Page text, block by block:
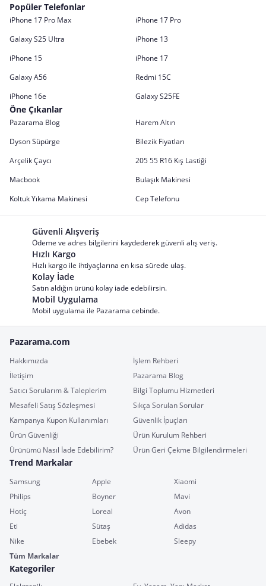
Popüler Telefonlar
iPhone 17 Pro Max
iPhone 17 Pro
Galaxy S25 Ultra
iPhone 13
iPhone 15
iPhone 17
Galaxy A56
Redmi 15C
iPhone 16e
Galaxy S25FE
Öne Çıkanlar
Pazarama Blog
Harem Altın
Dyson Süpürge
Bilezik Fiyatları
Arçelik Çaycı
205 55 R16 Kış Lastiği
Macbook
Bulaşık Makinesi
Koltuk Yıkama Makinesi
Cep Telefonu
Güvenli Alışveriş
Ödeme ve adres bilgilerini kaydederek güvenli alış veriş.
Hızlı Kargo
Hızlı kargo ile ihtiyaçlarına en kısa sürede ulaş.
Kolay İade
Satın aldığın ürünü kolay iade edebilirsin.
Mobil Uygulama
Mobil uygulama ile Pazarama cebinde.
Pazarama.com
Hakkımızda
İşlem Rehberi
İletişim
Pazarama Blog
Satıcı Sorularım & Taleplerim
Bilgi Toplumu Hizmetleri
Mesafeli Satış Sözleşmesi
Sıkça Sorulan Sorular
Kampanya Kupon Kullanımları
Güvenlik İpuçları
Ürün Güvenliği
Ürün Kurulum Rehberi
Ürünümü Nasıl İade Edebilirim?
Ürün Geri Çekme Bilgilendirmeleri
Trend Markalar
Samsung Apple
Xiaomi
Philips
Boyner
Mavi
Hotiç
Loreal
Avon
Eti
Sütaş
Adidas
Nike
Ebebek
Sleepy
Tüm Markalar
Kategoriler